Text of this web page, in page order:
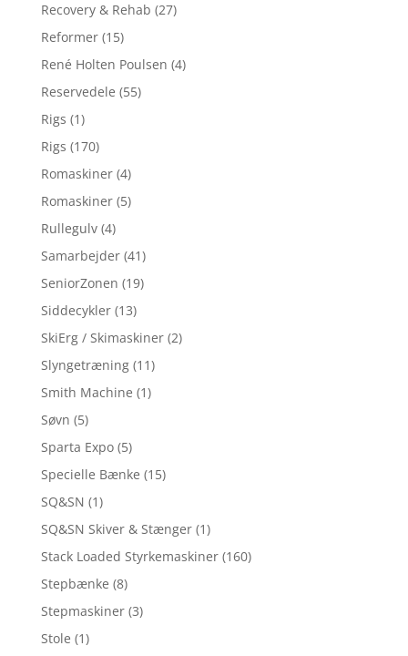
Recovery & Rehab (27)
Reformer (15)
René Holten Poulsen (4)
Reservedele (55)
Rigs (1)
Rigs (170)
Romaskiner (4)
Romaskiner (5)
Rullegulv (4)
Samarbejder (41)
SeniorZonen (19)
Siddecykler (13)
SkiErg / Skimaskiner (2)
Slyngetræning (11)
Smith Machine (1)
Søvn (5)
Sparta Expo (5)
Specielle Bænke (15)
SQ&SN (1)
SQ&SN Skiver & Stænger (1)
Stack Loaded Styrkemaskiner (160)
Stepbænke (8)
Stepmaskiner (3)
Stole (1)